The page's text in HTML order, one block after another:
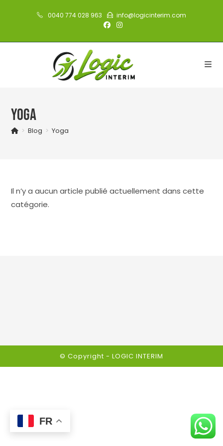
0040 774 028 963 info@logicinterim.com
Yoga
> Blog > Yoga
Il n’y a aucun article publié actuellement dans cette
catégorie.
© Copyright - LOGIC INTERIM
FR